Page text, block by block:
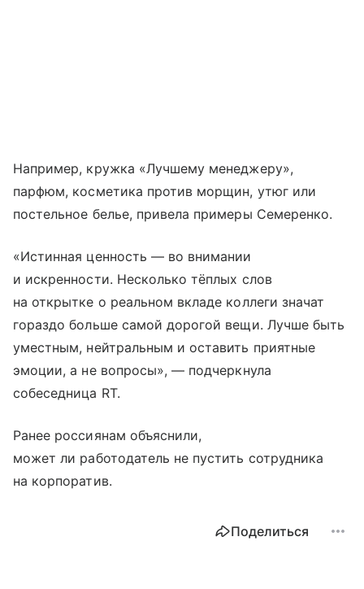
Например, кружка «Лучшему менеджеру»,
парфюм, косметика против морщин, утюг или
постельное белье, привела примеры Семеренко.
«Истинная ценность — во внимании
и искренности. Несколько тёплых слов
на открытке о реальном вкладе коллеги значат
гораздо больше самой дорогой вещи. Лучше быть
уместным, нейтральным и оставить приятные
эмоции, а не вопросы», — подчеркнула
собеседница RT.
Ранее россиянам объяснили,
может ли работодатель не пустить сотрудника
на корпоратив.
Поделиться